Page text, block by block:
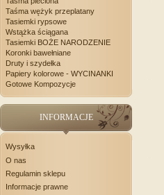
Taśma wężyk przeplatany
Tasiemki rypsowe
Wstążka ściągana
Tasiemki BOŻE NARODZENIE
Koronki bawełniane
Druty i szydełka
Papiery kolorowe - WYCINANKI
Gotowe Kompozycje
INFORMACJE
Wysyłka
O nas
Regulamin sklepu
Informacje prawne